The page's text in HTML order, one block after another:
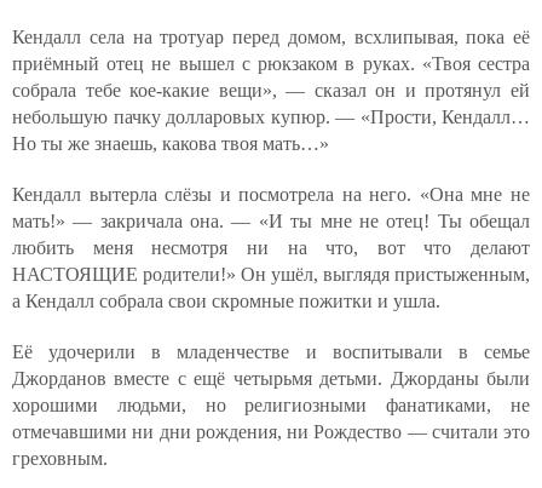
Кендалл села на тротуар перед домом, всхлипывая, пока её
приёмный отец не вышел с рюкзаком в руках. «Твоя сестра
собрала тебе кое-какие вещи», — сказал он и протянул ей
небольшую пачку долларовых купюр. — «Прости, Кендалл…
Но ты же знаешь, какова твоя мать…»
Кендалл вытерла слёзы и посмотрела на него. «Она мне не
мать!» — закричала она. — «И ты мне не отец! Ты обещал
любить меня несмотря ни на что, вот что делают
НАСТОЯЩИЕ родители!» Он ушёл, выглядя пристыженным,
а Кендалл собрала свои скромные пожитки и ушла.
Её удочерили в младенчестве и воспитывали в семье
Джорданов вместе с ещё четырьмя детьми. Джорданы были
хорошими людьми, но религиозными фанатиками, не
отмечавшими ни дни рождения, ни Рождество — считали это
греховным.